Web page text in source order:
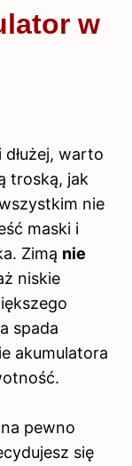
w
dłużej, warto
troską, jak
nie
maski i
Zimą nie
niskie
spada
akumulatora
pewno
się